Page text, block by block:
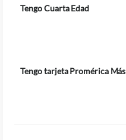
Tengo Cuarta Edad
Tengo tarjeta Promérica Más